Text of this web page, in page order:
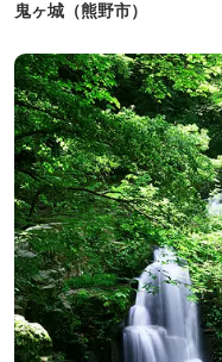
鬼ヶ城（熊野市）